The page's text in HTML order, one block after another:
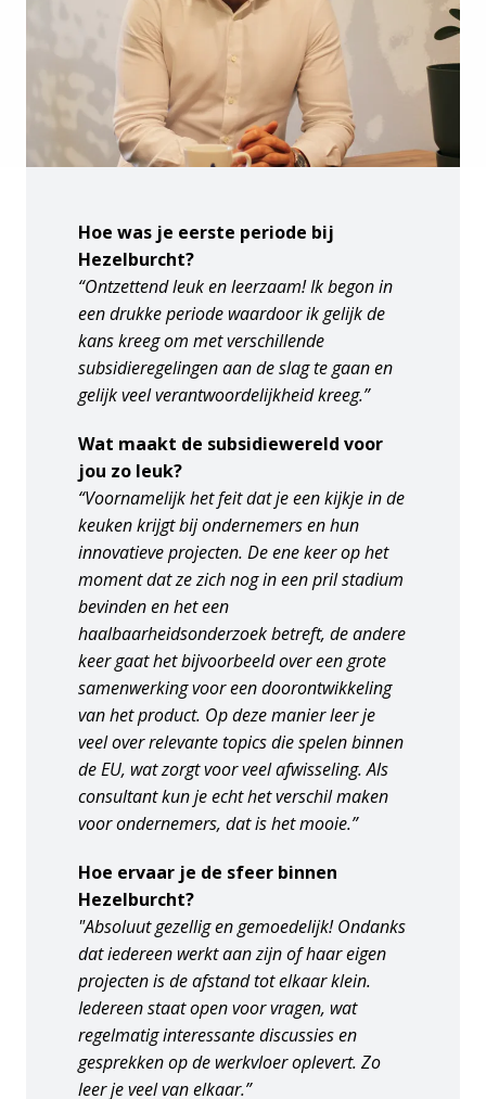
Hoe was je eerste periode bij
Hezelburcht?
“Ontzettend leuk en leerzaam! Ik begon in
een drukke periode waardoor ik gelijk de
kans kreeg om met verschillende
subsidieregelingen aan de slag te gaan en
gelijk veel verantwoordelijkheid kreeg.”
Wat maakt de subsidiewereld voor
jou zo leuk?
“Voornamelijk het feit dat je een kijkje in de
keuken krijgt bij ondernemers en hun
innovatieve projecten. De ene keer op het
moment dat ze zich nog in een pril stadium
bevinden en het een
haalbaarheidsonderzoek betreft, de andere
keer gaat het bijvoorbeeld over een grote
samenwerking voor een doorontwikkeling
van het product. Op deze manier leer je
veel over relevante topics die spelen binnen
de EU, wat zorgt voor veel afwisseling. Als
consultant kun je echt het verschil maken
voor ondernemers, dat is het mooie.”
Hoe ervaar je de sfeer binnen
Hezelburcht?
"Absoluut gezellig en gemoedelijk! Ondanks
dat iedereen werkt aan zijn of haar eigen
projecten is de afstand tot elkaar klein.
Iedereen staat open voor vragen, wat
regelmatig interessante discussies en
gesprekken op de werkvloer oplevert. Zo
leer je veel van elkaar.”